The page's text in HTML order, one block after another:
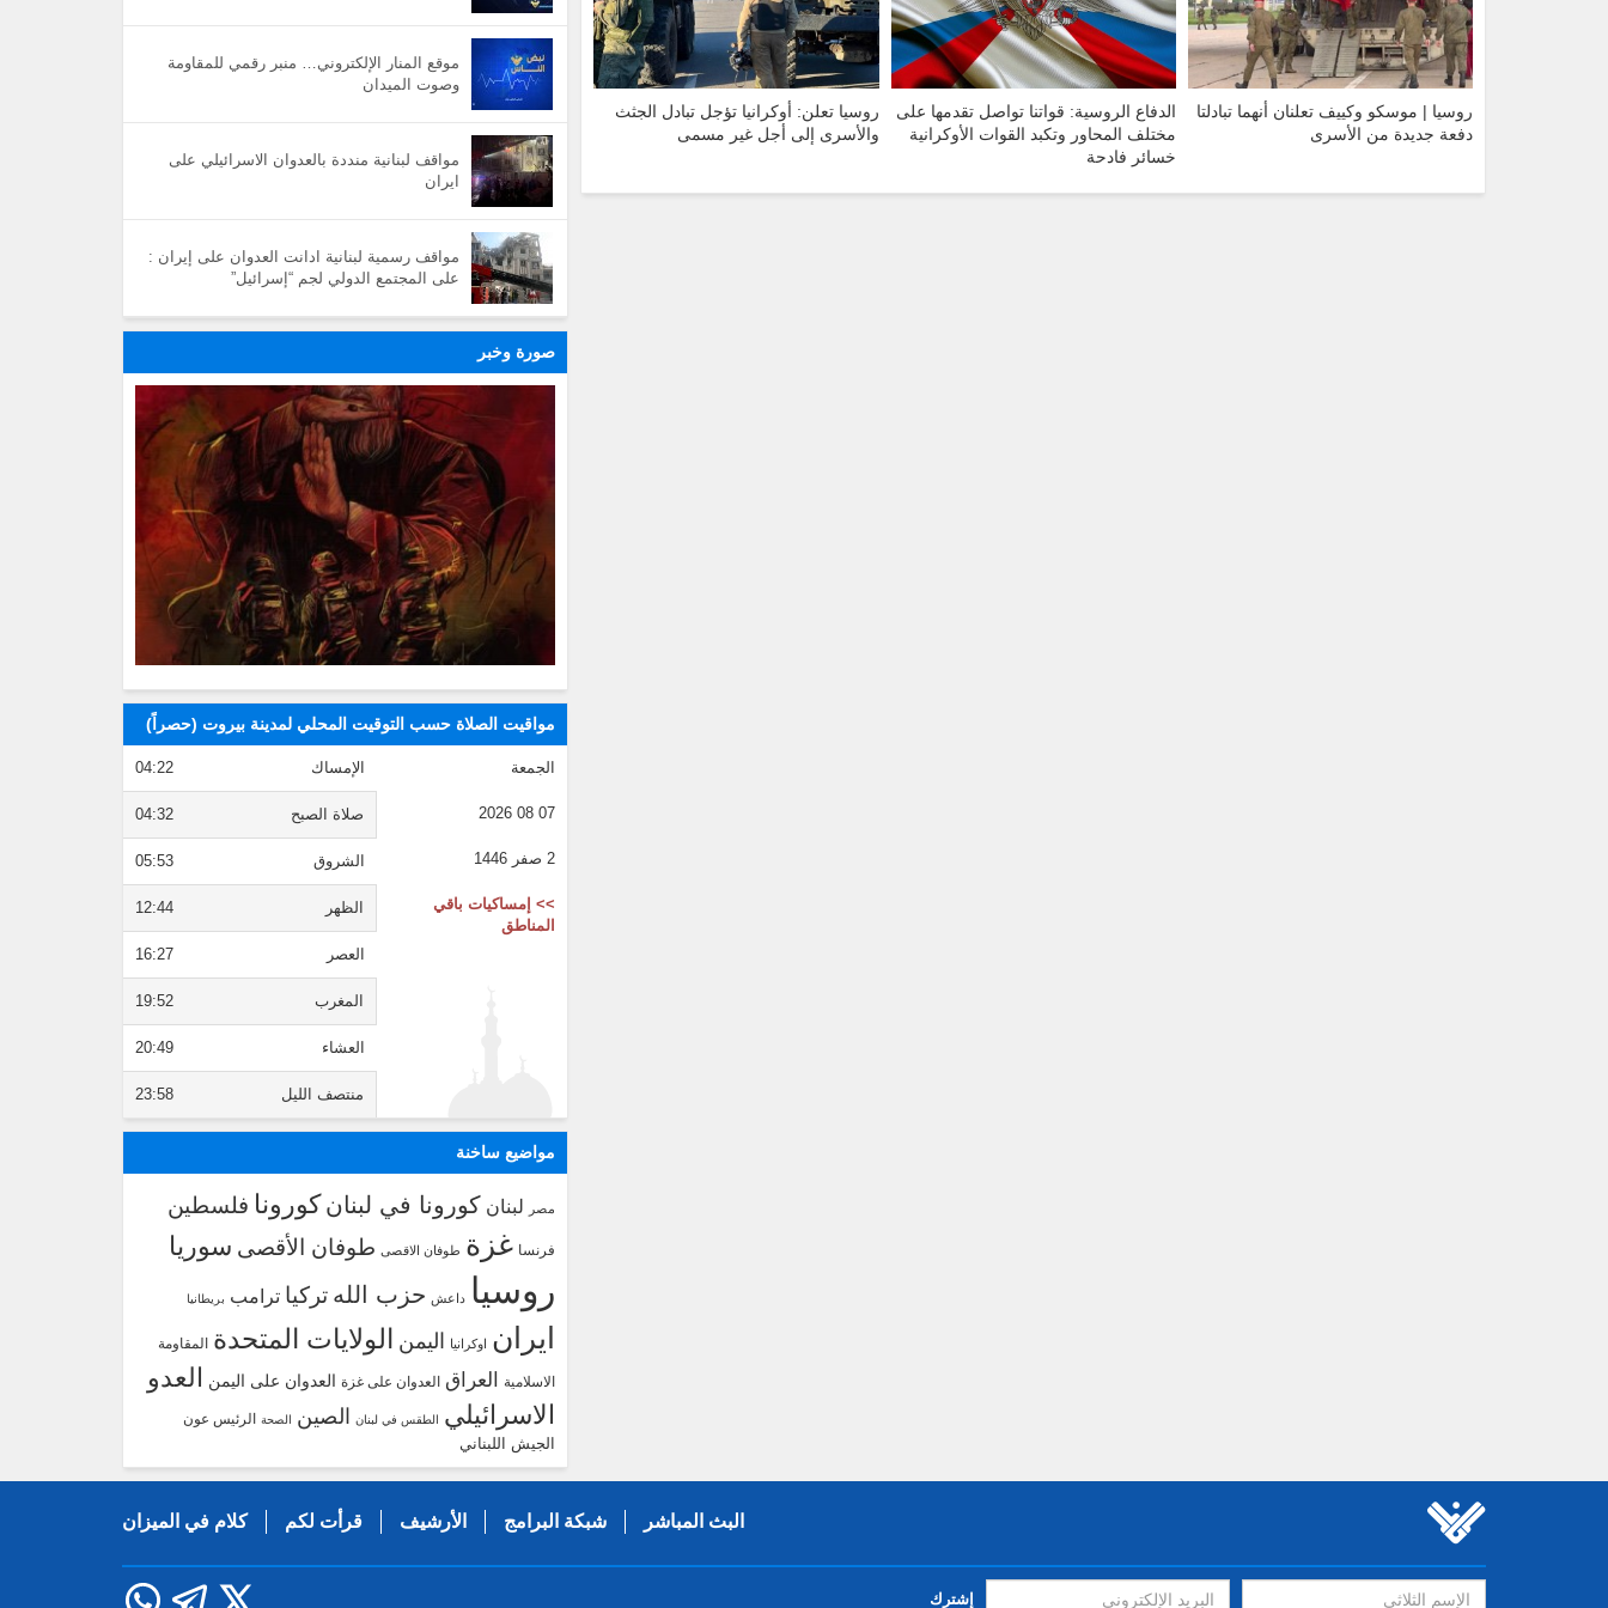
روسيا | موسكو وكييف تعلنان أنهما تبادلتا
دفعة جديدة من الأسرى
الدفاع الروسية: قواتنا تواصل تقدمها على
مختلف المحاور وتكبد القوات الأوكرانية
خسائر فادحة
روسيا تعلن: أوكرانيا تؤجل تبادل الجثث
والأسرى إلى أجل غير مسمى
موقع المنار الإلكتروني… منبر رقمي للمقاومة
وصوت الميدان
مواقف لبنانية منددة بالعدوان الاسرائيلي على
ايران
مواقف رسمية لبنانية ادانت العدوان على إيران :
على المجتمع الدولي لجم “إسرائيل”
صورة وخبر
مواقيت الصلاة حسب التوقيت المحلي لمدينة بيروت (حصراً)
الجمعة
07 08 2026
2 صفر 1446
>> إمساكيات باقي
المناطق
الإمساك 04:22
صلاة الصبح 04:32
الشروق 05:53
الظهر 12:44
العصر 16:27
المغرب 19:52
العشاء 20:49
منتصف الليل 23:58
مواضيع ساخنة
مصر لبنان كورونا في لبنان كورونا فلسطين
فرنسا غزة طوفان الاقصى طوفان الأقصى سوريا
روسيا داعش حزب الله تركيا ترامب بريطانيا
ايران اوكرانيا اليمن الولايات المتحدة المقاومة
الاسلامية العراق العدوان على غزة العدوان على اليمن العدو
الاسرائيلي الطقس في لبنان الصين الصحة الرئيس عون
الجيش اللبناني
البث المباشر شبكة البرامج الأرشيف قرأت لكم كلام في الميزان
إشترك